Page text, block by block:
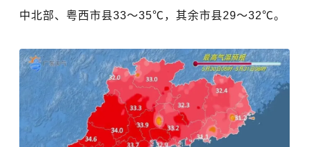
中北部、粤西市县33～35℃，其余市县29～32℃。